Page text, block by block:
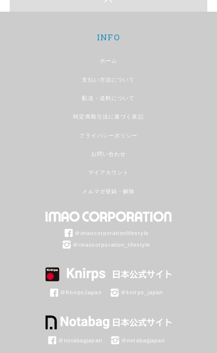
INFO
ホーム
支払い方法について
配送・送料について
特定商取引法に基づく表記
プライバシーポリシー
お問い合わせ
マイアカウント
メルマガ登録・解除
＠imaocorporationlifestyle
＠imaocorporation_lifestyle
＠KnirpsJapan ＠knirps_japan
＠notabagjapan ＠notabagjapan